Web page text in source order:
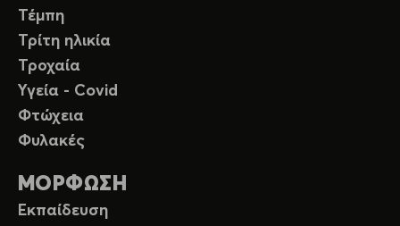
Τέμπη
Τρίτη ηλικία
Τροχαία
Υγεία - Covid
Φτώχεια
Φυλακές
ΜΟΡΦΩΣΗ
Εκπαίδευση